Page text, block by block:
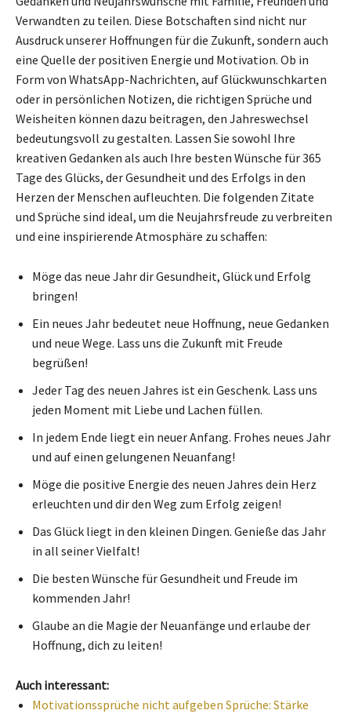
Verwandten zu teilen. Diese Botschaften sind nicht nur
Ausdruck unserer Hoffnungen für die Zukunft, sondern auch
eine Quelle der positiven Energie und Motivation. Ob in
Form von WhatsApp-Nachrichten, auf Glückwunschkarten
oder in persönlichen Notizen, die richtigen Sprüche und
Weisheiten können dazu beitragen, den Jahreswechsel
bedeutungsvoll zu gestalten. Lassen Sie sowohl Ihre
kreativen Gedanken als auch Ihre besten Wünsche für 365
Tage des Glücks, der Gesundheit und des Erfolgs in den
Herzen der Menschen aufleuchten. Die folgenden Zitate
und Sprüche sind ideal, um die Neujahrsfreude zu verbreiten
und eine inspirierende Atmosphäre zu schaffen:
Möge das neue Jahr dir Gesundheit, Glück und Erfolg
bringen!
Ein neues Jahr bedeutet neue Hoffnung, neue Gedanken
und neue Wege. Lass uns die Zukunft mit Freude
begrüßen!
Jeder Tag des neuen Jahres ist ein Geschenk. Lass uns
jeden Moment mit Liebe und Lachen füllen.
In jedem Ende liegt ein neuer Anfang. Frohes neues Jahr
und auf einen gelungenen Neuanfang!
Möge die positive Energie des neuen Jahres dein Herz
erleuchten und dir den Weg zum Erfolg zeigen!
Das Glück liegt in den kleinen Dingen. Genieße das Jahr
in all seiner Vielfalt!
Die besten Wünsche für Gesundheit und Freude im
kommenden Jahr!
Glaube an die Magie der Neuanfänge und erlaube der
Hoffnung, dich zu leiten!
Auch interessant:
Motivationssprüche nicht aufgeben Sprüche: Stärke